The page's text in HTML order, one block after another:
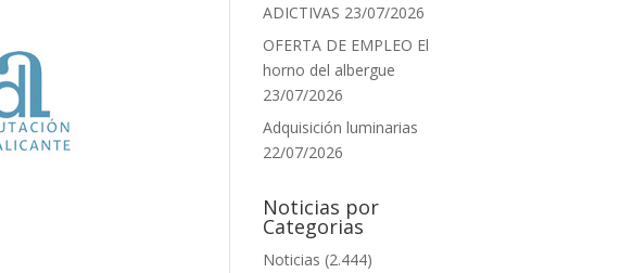
ADICTIVAS 23/07/2026
OFERTA DE EMPLEO El
horno del albergue
23/07/2026
Adquisición luminarias
22/07/2026
Noticias por
Categorias
Noticias (2.444)